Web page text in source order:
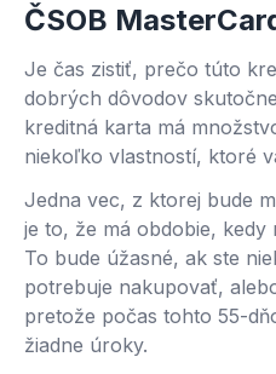
ČSOB
Je čas zistiť, prečo túto
dobrých dôvodov
kreditná karta má
niekoľko vlastností, ktoré
Jedna vec, z ktorej bude
je to, že má obdobie,
To bude úžasné, ak ste
potrebuje nakupovať,
pretože počas tohto 55-
žiadne úroky.